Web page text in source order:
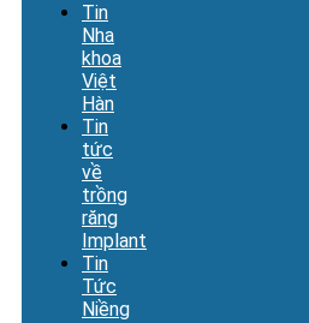
Tin
Nha
khoa
Việt
Hàn
Tin
tức
về
trồng
răng
Implant
Tin
Tức
Niềng